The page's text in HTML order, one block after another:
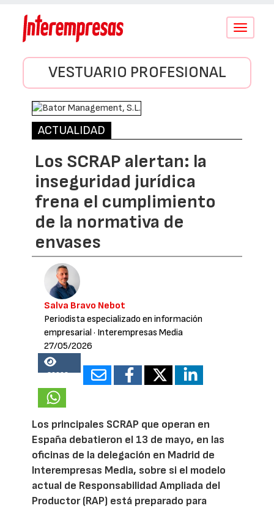
Conmutar
VESTUARIO PROFESIONAL
ACTUALIDAD
Los SCRAP alertan: la
inseguridad jurídica
frena el cumplimiento
de la normativa de
envases
Salva Bravo Nebot
Periodista especializado en información
empresarial· Interempresas Media
27/05/2026
36668
Los principales SCRAP que operan en
España debatieron el 13 de mayo, en las
oficinas de la delegación en Madrid de
Interempresas Media, sobre si el modelo
actual de Responsabilidad Ampliada del
Productor (RAP) está preparado para